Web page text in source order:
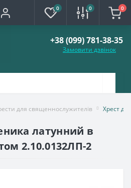
0 0 0
+38 (099) 781-38-35
Замовити дзвінок
для священнослужителів Хрест
латунний в
2.10.0132ЛП-2